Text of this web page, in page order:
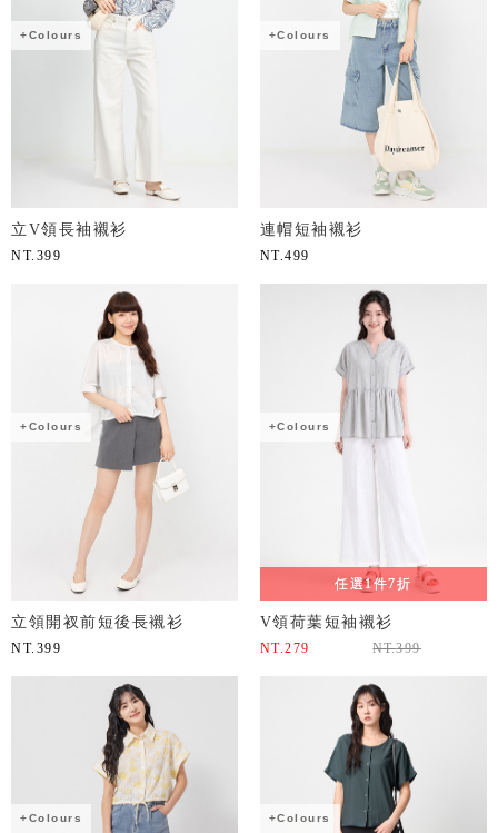
+Colours
立V領長袖襯衫
NT. 399
+Colours
連帽短袖襯衫
NT.499
+Colours
立領開衩前短後長襯衫
NT. 399
+Colours
任選1件7折
V領荷葉短袖襯衫
NT. 279 NT.399
+Colours +Colours